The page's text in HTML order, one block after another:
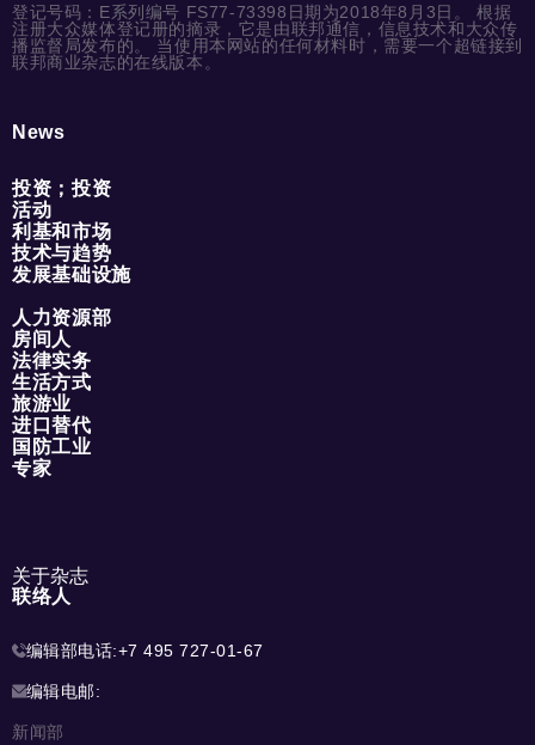
登记号码：E系列编号 FS77-73398日期为2018年8月3日。 根据
注册大众媒体登记册的摘录，它是由联邦通信，信息技术和大众传
播监督局发布的。 当使用本网站的任何材料时，需要一个超链接到
联邦商业杂志的在线版本。
News
投资；投资
活动
利基和市场
技术与趋势
发展基础设施
人力资源部
房间人
法律实务
生活方式
旅游业
进口替代
国防工业
专家
关于杂志
联络人
编辑部电话:+7 495 727-01-67
编辑电邮:
新闻部